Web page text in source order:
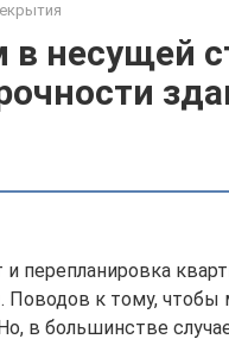
в несущей
перепланировка
Поводов к тому,
в большинстве